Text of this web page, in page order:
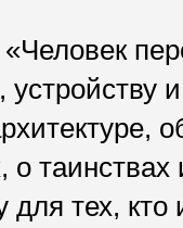
о
для тех,